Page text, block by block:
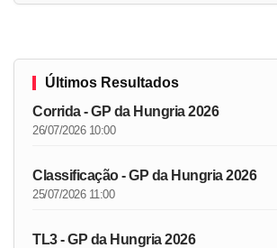
Últimos Resultados
Corrida - GP da Hungria 2026
26/07/2026 10:00
Classificação - GP da Hungria 2026
25/07/2026 11:00
TL3 - GP da Hungria 2026